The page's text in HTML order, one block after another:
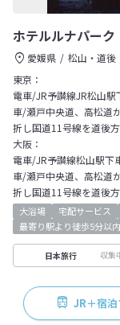
ホテルルナパーク
愛媛県 松山・道後
東京：
電車/JR予讃線JR松山
車/瀬戸中央道、高松道
折し国道11号線を道後
大阪：
電車/JR予讃線松山駅下
車/瀬戸中央道、高松道
折し国道11号線を道後
大浴場 宅配サービス
最寄り駅より徒歩5分以内
日本旅行 収集
JR＋宿